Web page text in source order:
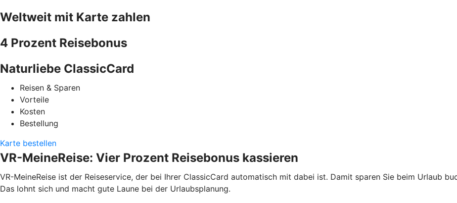
Weltweit mit Karte zahlen
4 Prozent Reisebonus
Naturliebe ClassicCard
Reisen & Sparen
Vorteile
Kosten
Bestellung
Karte bestellen
VR-MeineReise: Vier Prozent Reisebonus kassieren
VR-MeineReise ist der Reiseservice, der bei Ihrer ClassicCard automatisch mit dabei ist. Damit sparen Sie beim Urlaub
Das lohnt sich und macht gute Laune bei der Urlaubsplanung.